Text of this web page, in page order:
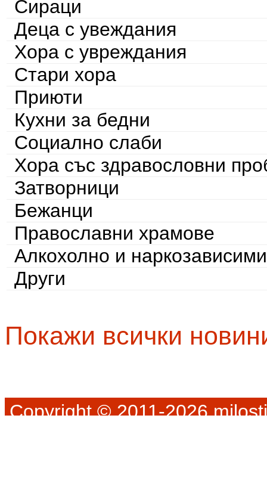
Сираци
Деца с увеждания
Хора с увреждания
Стари хора
Приюти
Кухни за бедни
Социално слаби
Хора със здравословни
Затворници
Бежанци
Православни храмове
Алкохолно и наркозависими
Други
Покажи всички
Copyright © 2011-2026